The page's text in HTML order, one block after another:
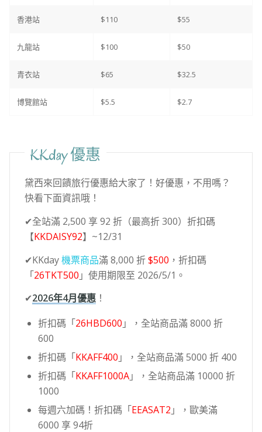
香港站 $110 $55
九龍站 $100 $50
青衣站 $65 $32.5
博覽館站 $5.5 $2.7
KKday 優惠
黛西來回饋旅行優惠給大家了！好優惠，不用嗎？
快看下面資訊哦！
✔全站滿 2,500 享 92 折（最高折 300）折扣碼
【KKDAISY92】~12/31
✔KKday機票商品滿 8,000 折$500 ，折扣碼
「26TKT500 」使用期限至 2026/5/1。
✔2026年4月優惠！
折扣碼「26HBD600 」，全站商品滿 8000 折
600
折扣碼「KKAFF400 」，全站商品滿 5000 折 400
折扣碼「KKAFF1000A」，全站商品滿 10000 折
1000
每週六加碼！折扣碼「EEASAT2 」，歐美滿
6000 享 94折